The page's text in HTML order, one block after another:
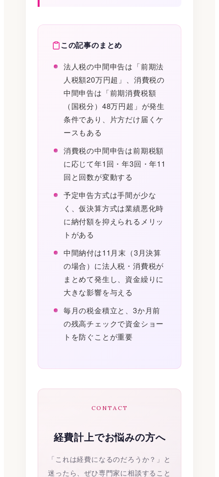
この記事のまとめ
法人税の中間申告は「前期法
人税額20万円超」、消費税の
中間申告は「前期消費税額
（国税分）48万円超」が発生
条件であり、片方だけ届くケ
ースもある
消費税の中間申告は前期税額
に応じて年1回・年3回・年11
回と回数が変動する
予定申告方式は手間が少な
く、仮決算方式は業績悪化時
に納付額を抑えられるメリッ
トがある
中間納付は11月末（3月決算
の場合）に法人税・消費税が
まとめて発生し、資金繰りに
大きな影響を与える
毎月の税金積立と、3か月前
の残高チェックで資金ショー
トを防ぐことが重要
CONTACT
経費計上でお悩みの方へ
「これは経費になるのだろうか？」と
迷ったら、ぜひ専門家に相談すること